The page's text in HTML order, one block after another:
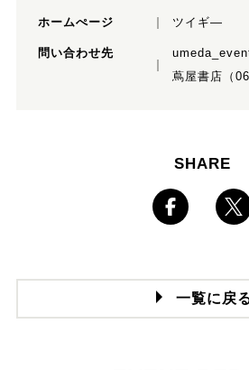
ホームぺージ ツイギ―
問い合わせ先
蔦屋書店（
SHARE
一覧に戻